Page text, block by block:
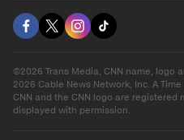
©2026 Trans Media, CNN name, logo
2026 Cable News Network, Inc. A
CNN and the CNN logo are registered
displayed with permission.